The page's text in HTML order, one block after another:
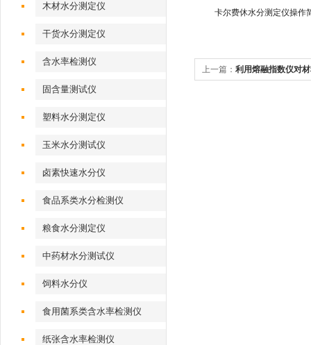
木材水分测定仪
干货水分测定仪
含水率检测仪
固含量测试仪
塑料水分测定仪
玉米水分测试仪
卤素快速水分仪
食品系类水分检测仪
粮食水分测定仪
中药材水分测试仪
饲料水分仪
食用菌系类含水率检测仪
纸张含水率检测仪
卡尔费休水分测定仪操作简
上一篇： 利用熔融指数仪对